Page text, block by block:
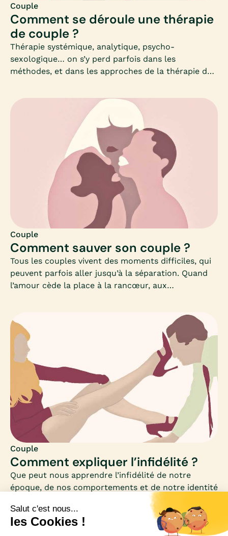
Couple
Comment se déroule une thérapie
de couple ?
Thérapie systémique, analytique, psycho-
sexologique… on s’y perd parfois dans les
méthodes, et dans les approches de la thérapie de
Peuvent-elles se compléter ?Mia vous propose d’y
voir un peu plus clair sur la thérapie de couple.
Couple
Comment sauver son couple ?
Tous les couples vivent des moments difficiles, qui
peuvent parfois aller jusqu’à la séparation. Quand
l’amour cède la place à la rancœur, aux
couple au bord de la rupture ?Faut-il se battre
pour sauver son couple à tout prix ? Quelles
attitudes adopter ?Bien vivre les changements au
sein du couple, les rencontres, les enfants ou les
évolutions personnelles, Mia donne des pistes à
celles et ceux qui veulent sauver leur couple.
Couple
Comment expliquer l’infidélité ?
Que peut nous apprendre l’infidélité de notre
époque, de nos comportements et de notre identité
intime ?À la lumière des applications de rencontres
extraconjugales (Gleeden pour n’en citer qu’une) et
de l’ère numérique, l’infidélité n’a jamais été aussi